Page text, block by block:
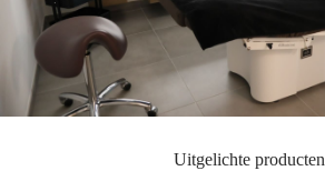
Uitgelichte producten